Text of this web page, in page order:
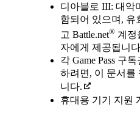
디아블로 III: 대악
함되어 있으며, 유
고 Battle.net® 계정
자에게 제공됩니
각 Game Pass 구
하려면, 이 문서를
니다.
휴대용 기기 지원